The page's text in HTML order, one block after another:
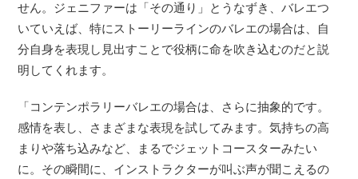
せん。ジェニファーは「その通り」とうなずき、バレエつ
いていえば、特にストーリーラインのバレエの場合は、自
分自身を表現し見出すことで役柄に命を吹き込むのだと説
明してくれます。
「コンテンポラリーバレエの場合は、さらに抽象的です。
感情を表し、さまざまな表現を試してみます。気持ちの高
まりや落ち込みなど、まるでジェットコースターみたい
に。その瞬間に、インストラクターが叫ぶ声が聞こえるの